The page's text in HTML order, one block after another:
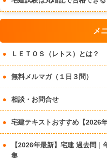
メ
ＬＥＴＯＳ（レトス）とは？
無料メルマガ（１日３問）
相談・お問合せ
宅建テキストおすすめ【2026
【2026年最新】宅建 過去問
集